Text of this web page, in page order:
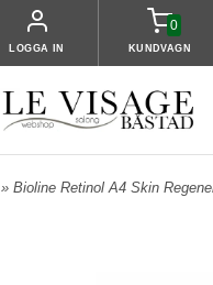
LOGGA IN
0
KUNDVAGN
» Bioline Retinol A4 Skin